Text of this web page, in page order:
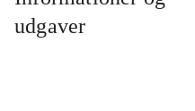
udgaver